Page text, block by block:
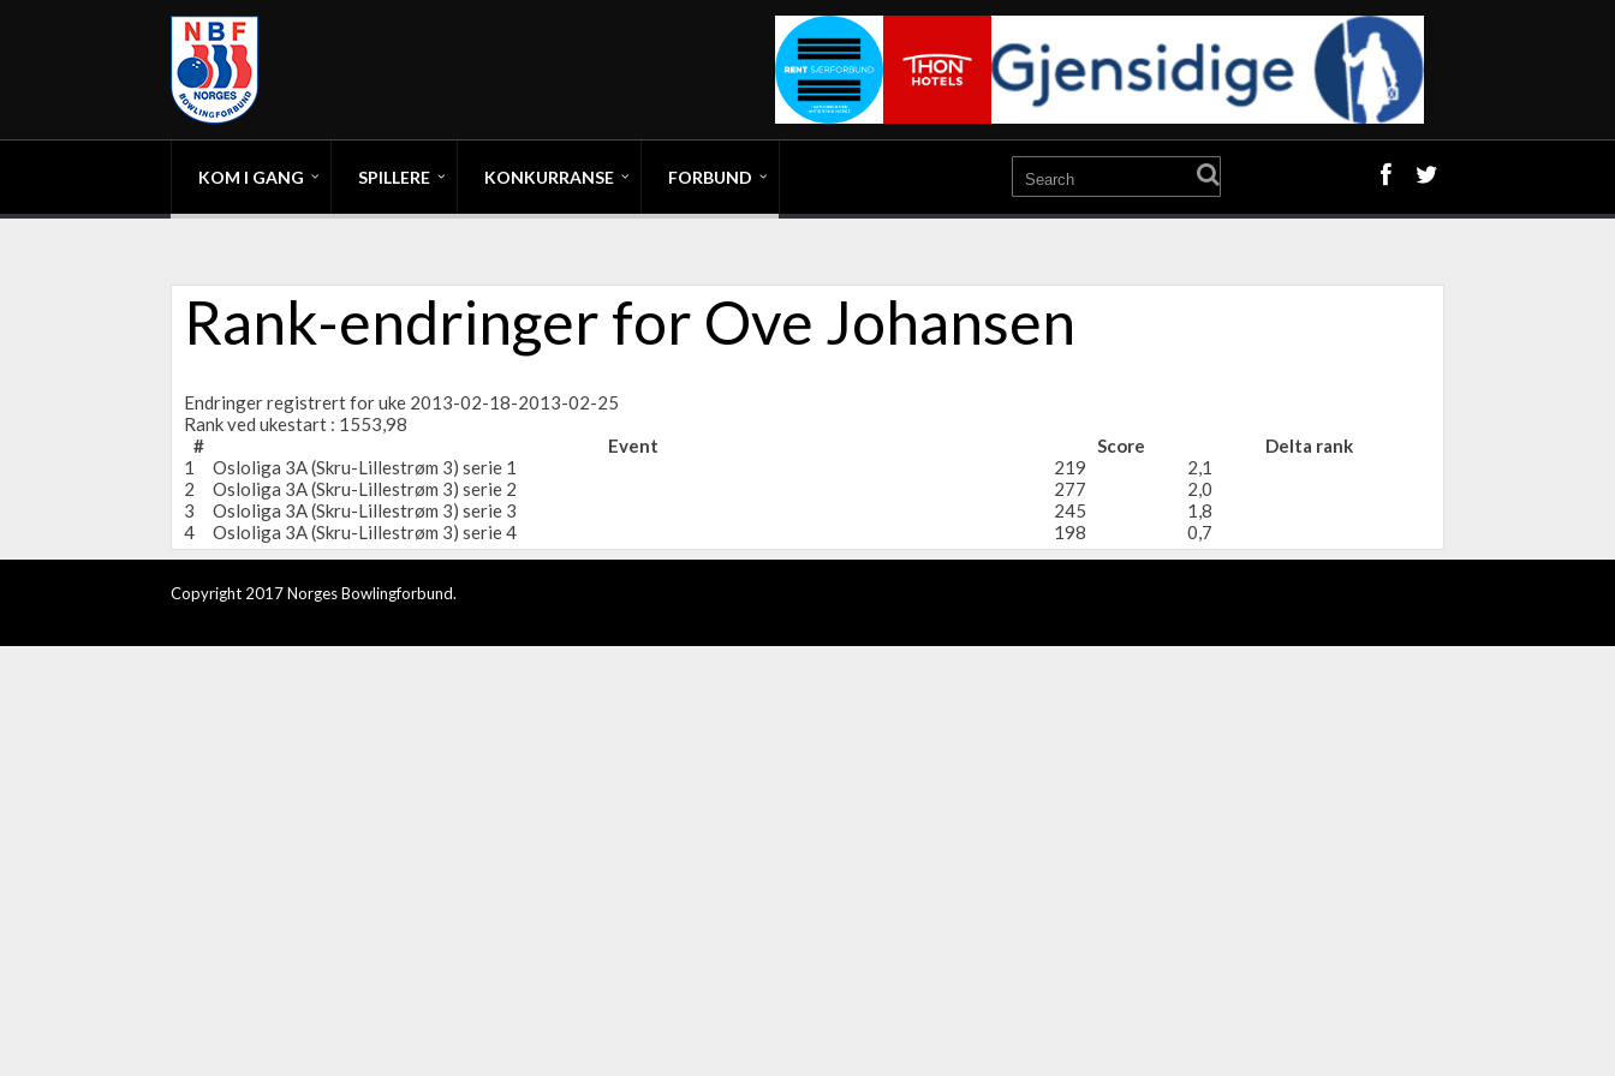
KOM I GANG SPILLERE KONKURRANSE FORBUND
Rank-endringer for Ove Johansen
Endringer registrert for uke 2013-02-18-2013-02-25
Rank ved ukestart : 1553,98
#
Event Score
Delta rank
1
Osloliga 3A (Skru-Lillestrøm 3) serie 1 219
2,1
2
Osloliga 3A (Skru-Lillestrøm 3) serie 2 277
2,0
3
Osloliga 3A (Skru-Lillestrøm 3) serie 3 245
1,8
4
Osloliga 3A (Skru-Lillestrøm 3) serie 4 198 0,7
Copyright 2017 Norges Bowlingforbund.